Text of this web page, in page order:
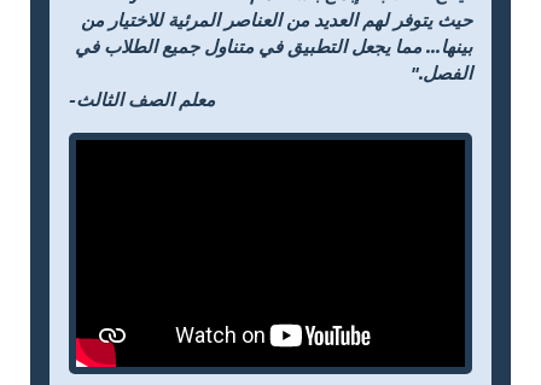
حيث يتوفر لهم العديد من العناصر المرئية للاختيار من
بينها... مما يجعل التطبيق في متناول جميع الطلاب في
الفصل."
-معلم الصف الثالث